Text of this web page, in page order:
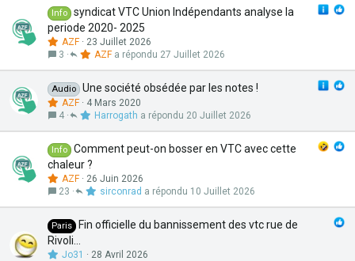
Info
syndicat VTC Union Indépendants analyse la
periode 2020- 2025
AZF
23 Juillet 2026
3
27 Juillet 2026
AZF
Audio Une société obsédée par les notes !
AZF
4 Mars 2020
4
20 Juillet 2026
Harrogath
Info
Comment peut-on bosser en VTC avec cette
chaleur ?
AZF
26 Juin 2026
23
10 Juillet 2026
sirconrad
Paris
Fin officielle du bannissement des vtc rue de
Rivoli...
Jo31
28 Avril 2026